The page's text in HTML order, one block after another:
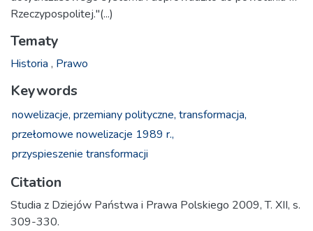
Rzeczypospolitej."(...)
Tematy
Historia , Prawo
Keywords
nowelizacje, przemiany polityczne, transformacja,
przełomowe nowelizacje 1989 r.,
przyspieszenie transformacji
Citation
Studia z Dziejów Państwa i Prawa Polskiego 2009, T. XII, s.
309-330.